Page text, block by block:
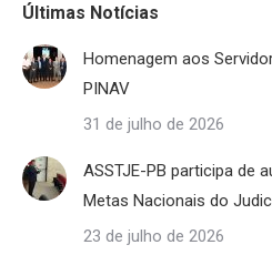
Últimas Notícias
Homenagem aos
PINAV
31 de julho de 2026
ASSTJE-PB participa de
Metas Nacionais do
23 de julho de 2026